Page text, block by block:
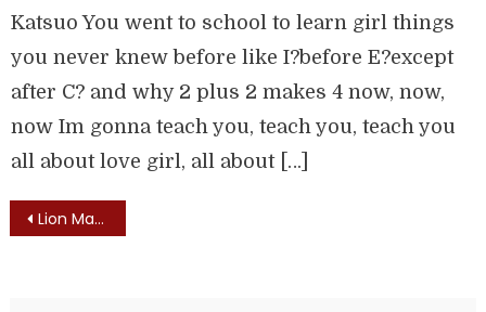
Katsuo You went to school to learn girl things
you never knew before like I?before E?except
after C? and why 2 plus 2 makes 4 now, now,
now Im gonna teach you, teach you, teach you
all about love girl, all about […]
Lion Man (Funn Lion Maru – 1973) – Lista de Episódios